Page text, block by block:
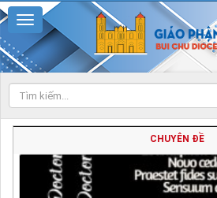
CHUYÊN ĐỀ